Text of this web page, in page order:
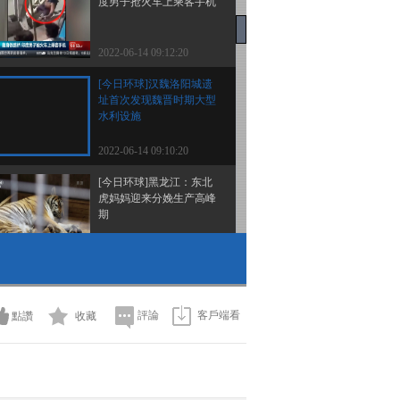
2022-06-14 09:12:20
[今日环球]汉魏洛阳城遗
址首次发现魏晋时期大型
水利设施
2022-06-14 09:10:20
[今日环球]黑龙江：东北
虎妈妈迎来分娩生产高峰
期
超870人落网
2022-06-14 09:10:20
国新闻奖评选办法》公布
點讚 收藏 評論 客戶端看